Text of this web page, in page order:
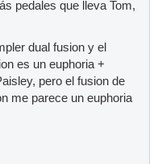
pedales que lleva Tom,
dual fusion y el
es un euphoria +
pero el fusion de
me parece un euphoria